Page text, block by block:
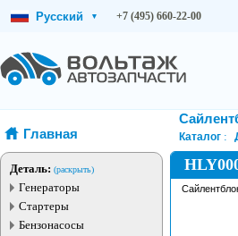
Русский ▾ +7 (495) 660-22-00
Главная
Деталь: (раскрыть)
Генераторы
Стартеры
Бензонасосы
Каталог